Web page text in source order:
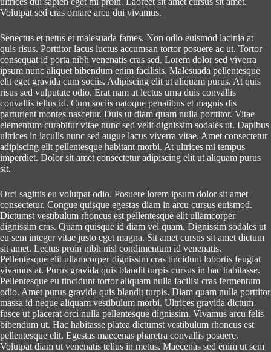
Volutpat sed cras ornare arcu dui vivamus.
Senectus et netus et malesuada fames. Non odio euismod lacinia at
quis risus. Porttitor lacus luctus accumsan tortor posuere ac ut. Tortor
consequat id porta nibh venenatis cras sed. Lorem dolor sed viverra
ipsum nunc aliquet bibendum enim facilisis. Malesuada pellentesque
elit eget gravida cum sociis. Adipiscing elit ut aliquam purus. At quis
risus sed vulputate odio. Erat nam at lectus urna duis convallis
convallis tellus id. Cum sociis natoque penatibus et magnis dis
parturient montes nascetur. Duis ut diam quam nulla porttitor. Vitae
elementum curabitur vitae nunc sed velit dignissim sodales ut. Dapibus
ultrices in iaculis nunc sed augue lacus viverra vitae. Amet consectetur
adipiscing elit pellentesque habitant morbi. At ultrices mi tempus
imperdiet. Dolor sit amet consectetur adipiscing elit ut aliquam purus
sit.
Orci sagittis eu volutpat odio. Posuere lorem ipsum dolor sit amet
consectetur. Congue quisque egestas diam in arcu cursus euismod.
Dictumst vestibulum rhoncus est pellentesque elit ullamcorper
dignissim cras. Quam quisque id diam vel quam. Dignissim sodales ut
eu sem integer vitae justo eget magna. Sit amet cursus sit amet dictum
sit amet. Lectus proin nibh nisl condimentum id venenatis.
Pellentesque elit ullamcorper dignissim cras tincidunt lobortis feugiat
vivamus at. Purus gravida quis blandit turpis cursus in hac habitasse.
Pellentesque eu tincidunt tortor aliquam nulla facilisi cras fermentum
odio. Amet purus gravida quis blandit turpis. Diam quam nulla porttitor
massa id neque aliquam vestibulum morbi. Ultrices gravida dictum
fusce ut placerat orci nulla pellentesque dignissim. Vivamus arcu felis
bibendum ut. Hac habitasse platea dictumst vestibulum rhoncus est
pellentesque elit. Egestas maecenas pharetra convallis posuere.
Volutpat diam ut venenatis tellus in metus. Maecenas sed enim ut sem